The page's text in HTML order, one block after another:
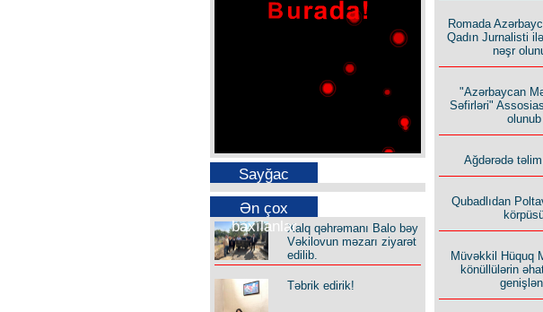
Sayğac
Ən çox
baxılanlarXalq qəhrəmanı Balo bəy
Vəkilovun məzarı ziyarət
edilib.
Təbrik edirik!
Romada
Qadın Jurnalisti
nəşr
"Azərbaycan
Səfirləri"
olunub
Ağdərədə
Qubadlıdan
Müvəkkil Hüquq
könüllülərin